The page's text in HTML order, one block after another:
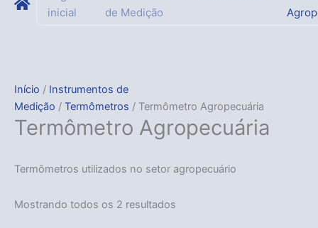
inicial
de Medição
Início / Instrumentos de
Medição / Termômetros / Termômetro Agropecuária
Termômetro Agropecuária
Termômetros utilizados no setor agropecuário
Mostrando todos os 2 resultados